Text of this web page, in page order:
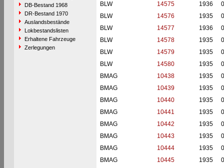
DB-Bestand 1968
DR-Bestand 1970
Auslandsbestände
Lokbestandslisten
Erhaltene Fahrzeuge
Zerlegungen
BLW
14575 1936
BLW
14576 1935
BLW
14577 1936
BLW
14578 1935
BLW
14579 1935
BLW
14580 1935
BMAG
10438 1935
BMAG
10439 1935
BMAG
10440 1935
BMAG
10441 1935
BMAG
10442 1935
BMAG
10443 1935
BMAG
10444 1935
BMAG
10445 1935